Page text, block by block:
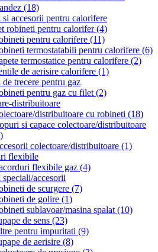
(18)
accesorii pentru calorifere
robineti pentru calorifer(4)
pentru calorifere (11)
termostatabili pentru calorifere (6)
termostatice pentru calorifere (2)
de aerisire calorifere (1)
trecere pentru gaz
pentru gaz cu filet (2)
distribuitoare
distribuitoare cu robineti (18)
si capace colectoare/distribuitoare
colectoare/distribuitoare (1)
flexibile
flexibile gaz (4)
accesorii
de scurgere (7)
de golire (1)
sublavoar/masina spalat (10)
de sens (23)
pentru impuritati (9)
de aerisire (8)